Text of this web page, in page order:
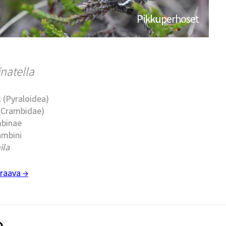
Pikkuperhoset
(Pyraloidea)
→